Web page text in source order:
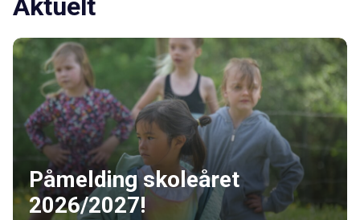
Aktuelt
Påmelding skoleåret
2026/2027!